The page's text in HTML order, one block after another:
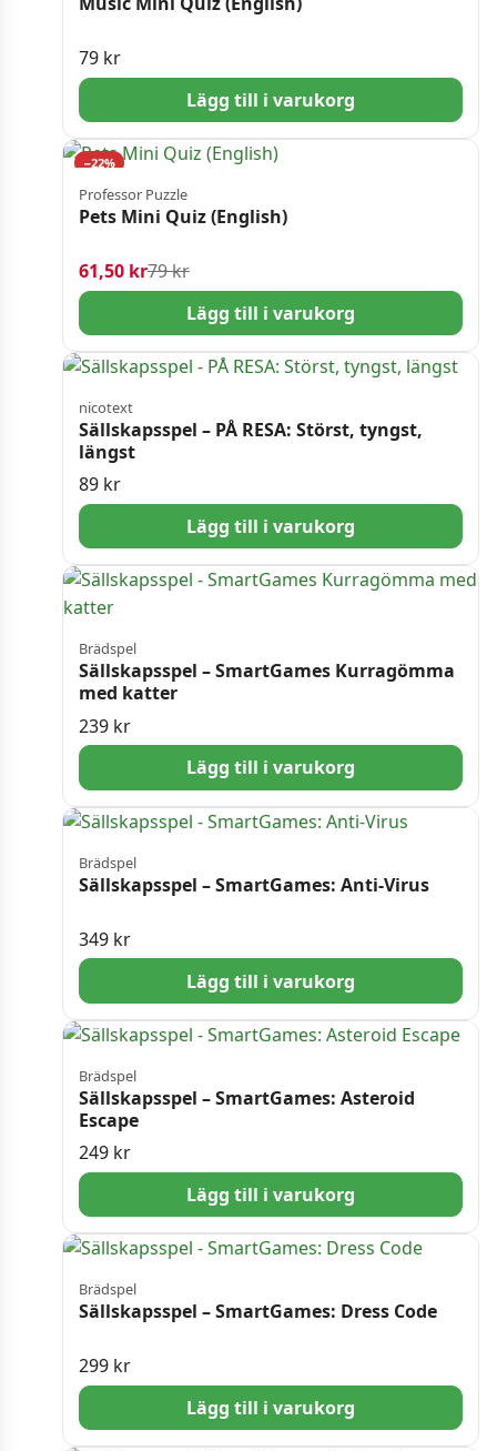
79 kr
Lägg till i varukorg
−22%
Professor Puzzle
Pets Mini Quiz (English)
79krDet ursprungliga priset var: 79 kr.
61,50 kr
Det nuvarande priset är: 61,50 kr.
Lägg till i varukorg
nicotext
Sällskapsspel – PÅ RESA: Störst, tyngst,
längst
89 kr
Lägg till i varukorg
Brädspel
Sällskapsspel – SmartGames Kurragömma
med katter
239 kr
Lägg till i varukorg
Brädspel
Sällskapsspel – SmartGames: Anti-Virus
349 kr
Lägg till i varukorg
Brädspel
Sällskapsspel – SmartGames: Asteroid
Escape
249 kr
Lägg till i varukorg
Brädspel
Sällskapsspel – SmartGames: Dress Code
299 kr
Lägg till i varukorg